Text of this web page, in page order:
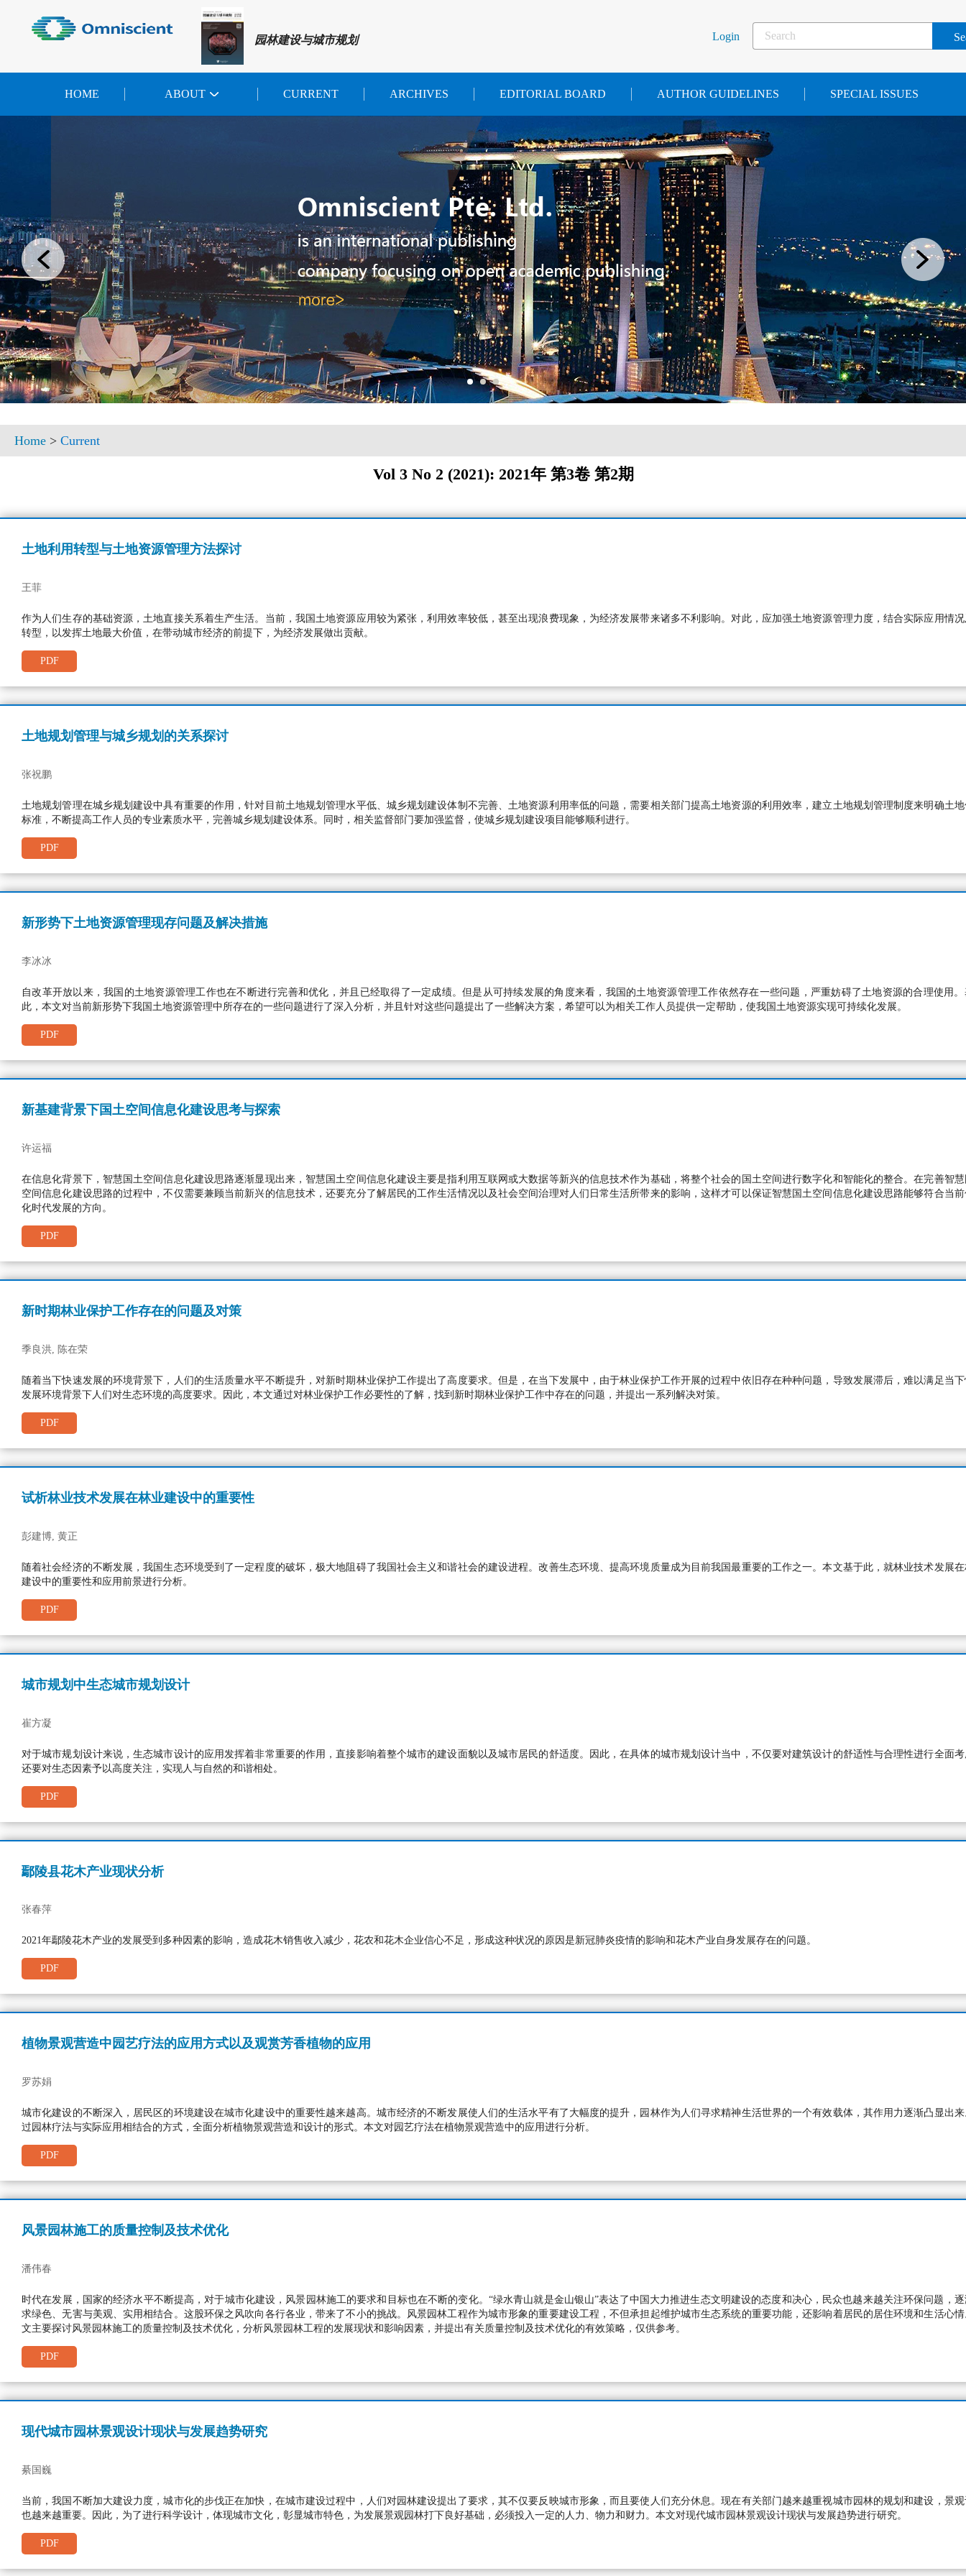
园林建设与城市规划 Login
HOME ABOUT CURRENT ARCHIVES EDITORIAL BOARD AUTHOR GUIDELINES SPECIAL ISSUES
Home > Current
Vol 3 No 2 (2021): 2021年 第3卷 第2期
土地利用转型与土地资源管理方法探讨
王菲
作为人们生存的基础资源，土地直接关系着生产生活。当前，我国土地资源应用较为紧张，利用效率较低，甚至出现浪费现象，为经济发展带来诸多不利影响。对此，应加强土地资源管理力度，结合实际应用情
转型，以发挥土地最大价值，在带动城市经济的前提下，为经济发展做出贡献。
PDF
土地规划管理与城乡规划的关系探讨
张祝鹏
土地规划管理在城乡规划建设中具有重要的作用，针对目前土地规划管理水平低、城乡规划建设体制不完善、土地资源利用率低的问题，需要相关部门提高土地资源的利用效率，建立土地规划管理制度来明确土
标准，不断提高工作人员的专业素质水平，完善城乡规划建设体系。同时，相关监督部门要加强监督，使城乡规划建设项目能够顺利进行。
PDF
新形势下土地资源管理现存问题及解决措施
李冰冰
自改革开放以来，我国的土地资源管理工作也在不断进行完善和优化，并且已经取得了一定成绩。但是从可持续发展的角度来看，我国的土地资源管理工作依然存在一些问题，严重妨碍了土地资源的合理使用
此，本文对当前新形势下我国土地资源管理中所存在的一些问题进行了深入分析，并且针对这些问题提出了一些解决方案，希望可以为相关工作人员提供一定帮助，使我国土地资源实现可持续化发展。
PDF
新基建背景下国土空间信息化建设思考与探索
许运福
在信息化背景下，智慧国土空间信息化建设思路逐渐显现出来，智慧国土空间信息化建设主要是指利用互联网或大数据等新兴的信息技术作为基础，将整个社会的国土空间进行数字化和智能化的整合。在完善智
空间信息化建设思路的过程中，不仅需要兼顾当前新兴的信息技术，还要充分了解居民的工作生活情况以及社会空间治理对人们日常生活所带来的影响，这样才可以保证智慧国土空间信息化建设思路能够符合当
化时代发展的方向。
PDF
新时期林业保护工作存在的问题及对策
季良洪, 陈在荣
随着当下快速发展的环境背景下，人们的生活质量水平不断提升，对新时期林业保护工作提出了高度要求。但是，在当下发展中，由于林业保护工作开展的过程中依旧存在种种问题，导致发展滞后，难以满足当
发展环境背景下人们对生态环境的高度要求。因此，本文通过对林业保护工作必要性的了解，找到新时期林业保护工作中存在的问题，并提出一系列解决对策。
PDF
试析林业技术发展在林业建设中的重要性
彭建博, 黄正
随着社会经济的不断发展，我国生态环境受到了一定程度的破坏，极大地阻碍了我国社会主义和谐社会的建设进程。改善生态环境、提高环境质量成为目前我国最重要的工作之一。本文基于此，就林业技术发展
建设中的重要性和应用前景进行分析。
PDF
城市规划中生态城市规划设计
崔方凝
对于城市规划设计来说，生态城市设计的应用发挥着非常重要的作用，直接影响着整个城市的建设面貌以及城市居民的舒适度。因此，在具体的城市规划设计当中，不仅要对建筑设计的舒适性与合理性进行全面
还要对生态因素予以高度关注，实现人与自然的和谐相处。
PDF
鄢陵县花木产业现状分析
张春萍
2021年鄢陵花木产业的发展受到多种因素的影响，造成花木销售收入减少，花农和花木企业信心不足，形成这种状况的原因是新冠肺炎疫情的影响和花木产业自身发展存在的问题。
PDF
植物景观营造中园艺疗法的应用方式以及观赏芳香植物的应用
罗苏娟
城市化建设的不断深入，居民区的环境建设在城市化建设中的重要性越来越高。城市经济的不断发展使人们的生活水平有了大幅度的提升，园林作为人们寻求精神生活世界的一个有效载体，其作用力逐渐凸显出
过园林疗法与实际应用相结合的方式，全面分析植物景观营造和设计的形式。本文对园艺疗法在植物景观营造中的应用进行分析。
PDF
风景园林施工的质量控制及技术优化
潘伟春
时代在发展，国家的经济水平不断提高，对于城市化建设，风景园林施工的要求和目标也在不断的变化。“绿水青山就是金山银山”表达了中国大力推进生态文明建设的态度和决心，民众也越来越关注环保问题，
求绿色、无害与美观、实用相结合。这股环保之风吹向各行各业，带来了不小的挑战。风景园林工程作为城市形象的重要建设工程，不但承担起维护城市生态系统的重要功能，还影响着居民的居住环境和生活心
文主要探讨风景园林施工的质量控制及技术优化，分析风景园林工程的发展现状和影响因素，并提出有关质量控制及技术优化的有效策略，仅供参考。
PDF
现代城市园林景观设计现状与发展趋势研究
綦国巍
当前，我国不断加大建设力度，城市化的步伐正在加快，在城市建设过程中，人们对园林建设提出了要求，其不仅要反映城市形象，而且要使人们充分休息。现在有关部门越来越重视城市园林的规划和建设，景
也越来越重要。因此，为了进行科学设计，体现城市文化，彰显城市特色，为发展景观园林打下良好基础，必须投入一定的人力、物力和财力。本文对现代城市园林景观设计现状与发展趋势进行研究。
PDF